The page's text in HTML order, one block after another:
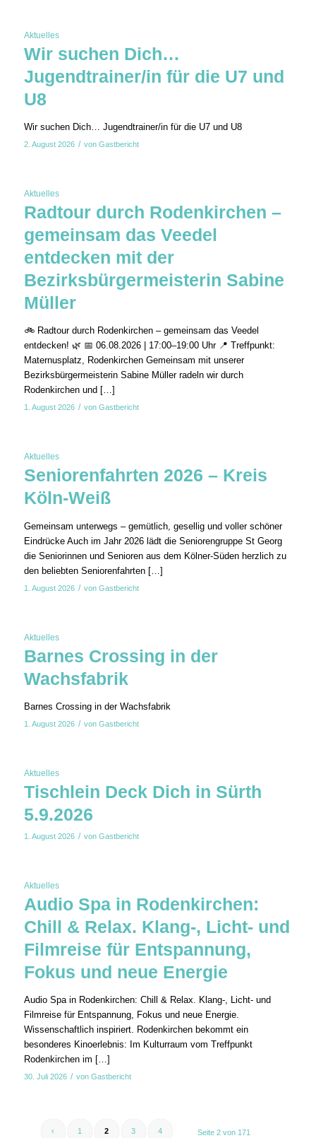
Aktuelles
Wir suchen Dich…
Jugendtrainer/in für die U7 und
U8
Wir suchen Dich… Jugendtrainer/in für die U7 und U8
2. August 2026 / von Gastbericht
Aktuelles
Radtour durch Rodenkirchen –
gemeinsam das Veedel
entdecken mit der
Bezirksbürgermeisterin Sabine
Müller
🚲 Radtour durch Rodenkirchen – gemeinsam das Veedel
entdecken! 🌿 📅 06.08.2026 | 17:00–19:00 Uhr 📍 Treffpunkt:
Maternusplatz, Rodenkirchen Gemeinsam mit unserer
Bezirksbürgermeisterin Sabine Müller radeln wir durch
Rodenkirchen und […]
1. August 2026 / von Gastbericht
Aktuelles
Seniorenfahrten 2026 – Kreis
Köln-Weiß
Gemeinsam unterwegs – gemütlich, gesellig und voller schöner
Eindrücke Auch im Jahr 2026 lädt die Seniorengruppe St Georg
die Seniorinnen und Senioren aus dem Kölner-Süden herzlich zu
den beliebten Seniorenfahrten […]
1. August 2026 / von Gastbericht
Aktuelles
Barnes Crossing in der
Wachsfabrik
Barnes Crossing in der Wachsfabrik
1. August 2026 / von Gastbericht
Aktuelles
Tischlein Deck Dich in Sürth
5.9.2026
1. August 2026 / von Gastbericht
Aktuelles
Audio Spa in Rodenkirchen:
Chill & Relax. Klang-, Licht- und
Filmreise für Entspannung,
Fokus und neue Energie
Audio Spa in Rodenkirchen: Chill & Relax. Klang-, Licht- und
Filmreise für Entspannung, Fokus und neue Energie.
Wissenschaftlich inspiriert. Rodenkirchen bekommt ein
besonderes Kinoerlebnis: Im Kulturraum vom Treffpunkt
Rodenkirchen im […]
30. Juli 2026 / von Gastbericht
Seite 2 von 171
‹ 1 2 3 4